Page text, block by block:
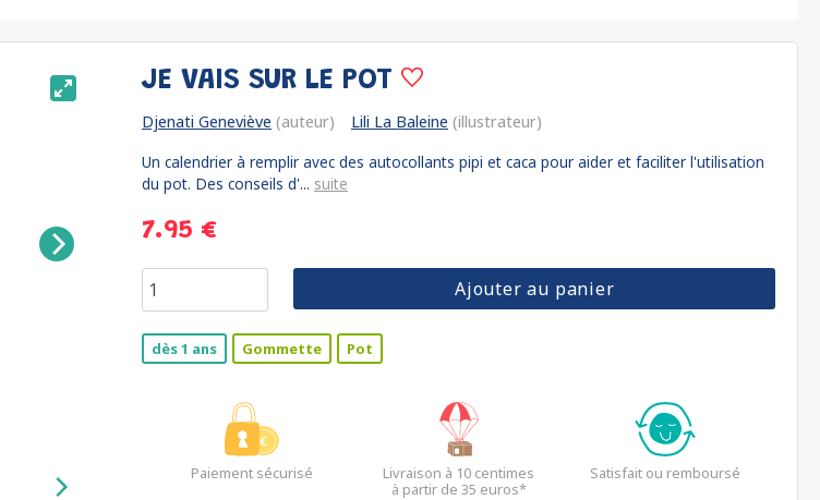
JE VAIS SUR LE POT
Djenati Geneviève (auteur) Lili La Baleine (illustrateur)
Un calendrier à remplir avec des autocollants pipi et caca pour aider et faciliter l'utilisation
du pot. Des conseils d'... suite
7.95 €
Ajouter au panier
dès 1 ans Gommette Pot
Paiement sécurisé
Livraison à 10 centimes
à partir de 35 euros*
Satisfait ou remboursé